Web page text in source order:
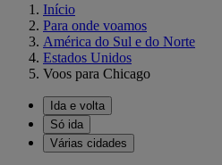
Início
Para onde voamos
América do Sul e do Norte
Estados Unidos
Voos para Chicago
Ida e volta
Só ida
Várias cidades